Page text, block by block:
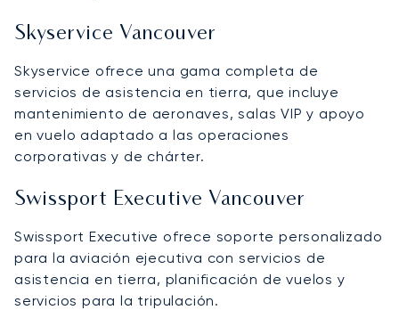
Skyservice Vancouver
Skyservice ofrece una gama completa de
servicios de asistencia en tierra, que incluye
mantenimiento de aeronaves, salas VIP y apoyo
en vuelo adaptado a las operaciones
corporativas y de chárter.
Swissport Executive Vancouver
Swissport Executive ofrece soporte personalizado
para la aviación ejecutiva con servicios de
asistencia en tierra, planificación de vuelos y
servicios para la tripulación.